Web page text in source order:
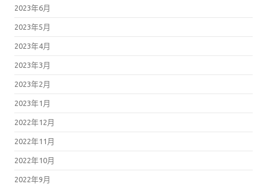
2023年6月
2023年5月
2023年4月
2023年3月
2023年2月
2023年1月
2022年12月
2022年11月
2022年10月
2022年9月